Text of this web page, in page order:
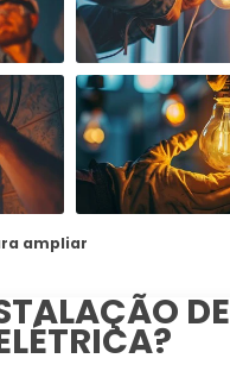
ampliar
DE